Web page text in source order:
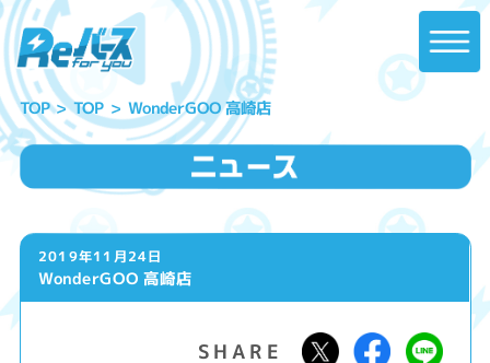
TOP TOP WonderGOO 高崎店
2019年11月24日
WonderGOO 高崎店